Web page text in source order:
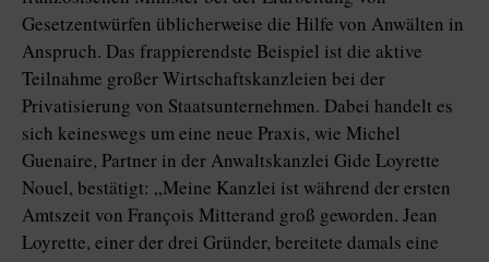
Gesetzentwürfen üblicherweise die Hilfe von Anwälten in
Anspruch. Das frappierendste Beispiel ist die aktive
Teilnahme großer Wirtschaftskanzleien bei der
Privatisierung von Staatsunternehmen. Dabei handelt es
sich keineswegs um eine neue Praxis, wie Michel
Guenaire, Partner in der Anwaltskanzlei Gide Loyrette
Nouel, bestätigt: „Meine Kanzlei ist während der ersten
Amtszeit von François Mitterand groß geworden. Jean
Loyrette, einer der drei Gründer, bereitete damals eine